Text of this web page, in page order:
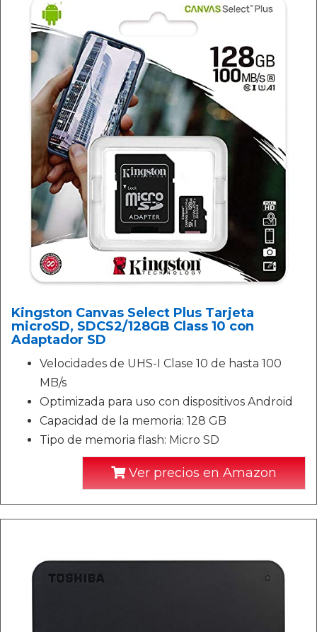
Kingston Canvas Select Plus Tarjeta
microSD, SDCS2/128GB Class 10 con
Adaptador SD
Velocidades de UHS-I Clase 10 de hasta 100
MB/s
Optimizada para uso con dispositivos Android
Capacidad de la memoria: 128 GB
Tipo de memoria flash: Micro SD
Ver precios en Amazon